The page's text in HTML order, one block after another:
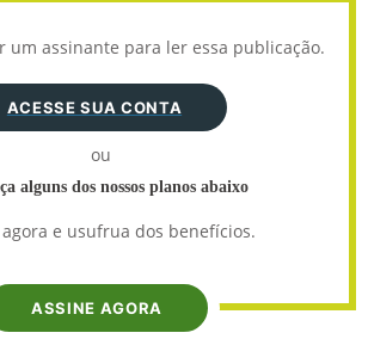
um assinante para ler essa publicação.
ACESSE SUA CONTA
ou
alguns dos nossos planos abaixo
e usufrua dos benefícios.
ASSINE AGORA